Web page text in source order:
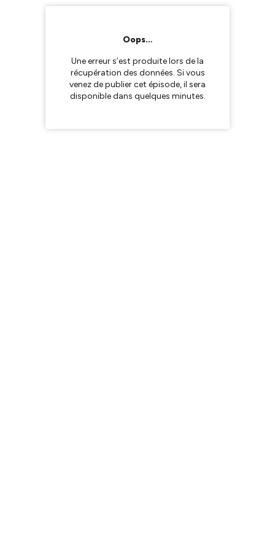
Oops…
Une erreur s’est produite lors de la
récupération des données. Si vous
venez de publier cet épisode, il sera
disponible dans quelques minutes.